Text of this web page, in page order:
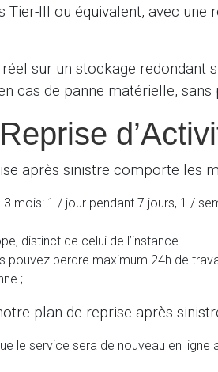
III ou équivalent, avec une
sur un stockage redondant
cas de panne matérielle, sans
après sinistre comporte les
mois: 1 / jour pendant 7 jours, 1 /
distinct de celui de l’instance.
pouvez perdre maximum 24h de
;
plan de reprise après
le service sera de nouveau en